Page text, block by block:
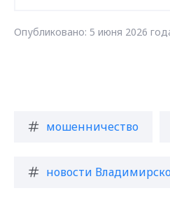
Опубликовано: 5 июня 2026
мошенничество
новости